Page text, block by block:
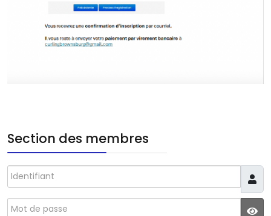
Section des membres
Identifiant
Mot de passe